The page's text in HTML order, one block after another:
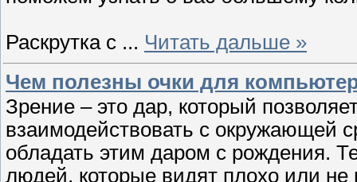
Раскрутка с ... Читать дальше »
Чем полезны очки для
Зрение – это дар, который
взаимодействовать с окружающей
обладать этим даром с рождения.
людей, которые видят плохо или не